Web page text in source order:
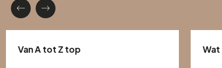
Van A tot Z top